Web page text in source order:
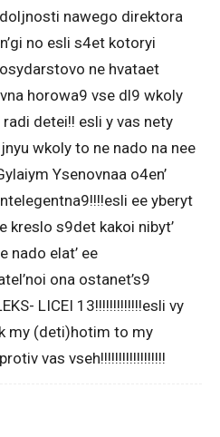
nawego direktora
no esli s4et kotoryi
ne hvataet
horowa9 vse dl9 wkoly
detei!! esli y vas nety
wkoly to ne nado na nee
Ysenovnaa o4en’
ee yberyt
kreslo s9det kakoi nibyt’
nado elat’ ee
ona ostanet’s9
LICEI 13!!!!!!!!!!!!!esli vy
my (deti)hotim to my
vas vseh!!!!!!!!!!!!!!!!!!